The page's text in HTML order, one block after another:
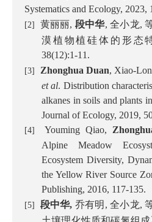
Systematics and Ecology, 2023,
[2] 黄丽丽, 段中华, 全小龙,
漠植物植硅体的形态
38(12):1-11.
[3] Zhonghua Duan, Xiao-
et al. Distribution
alkanes in soils and plants
Journal of Ecology, 2019,
[4] Youming Qiao,
Alpine Meadow
Ecosystem Diversity,
the Yellow River Source
Publishing, 2016, 117-135.
[5] 段中华, 乔有明, 全小龙,